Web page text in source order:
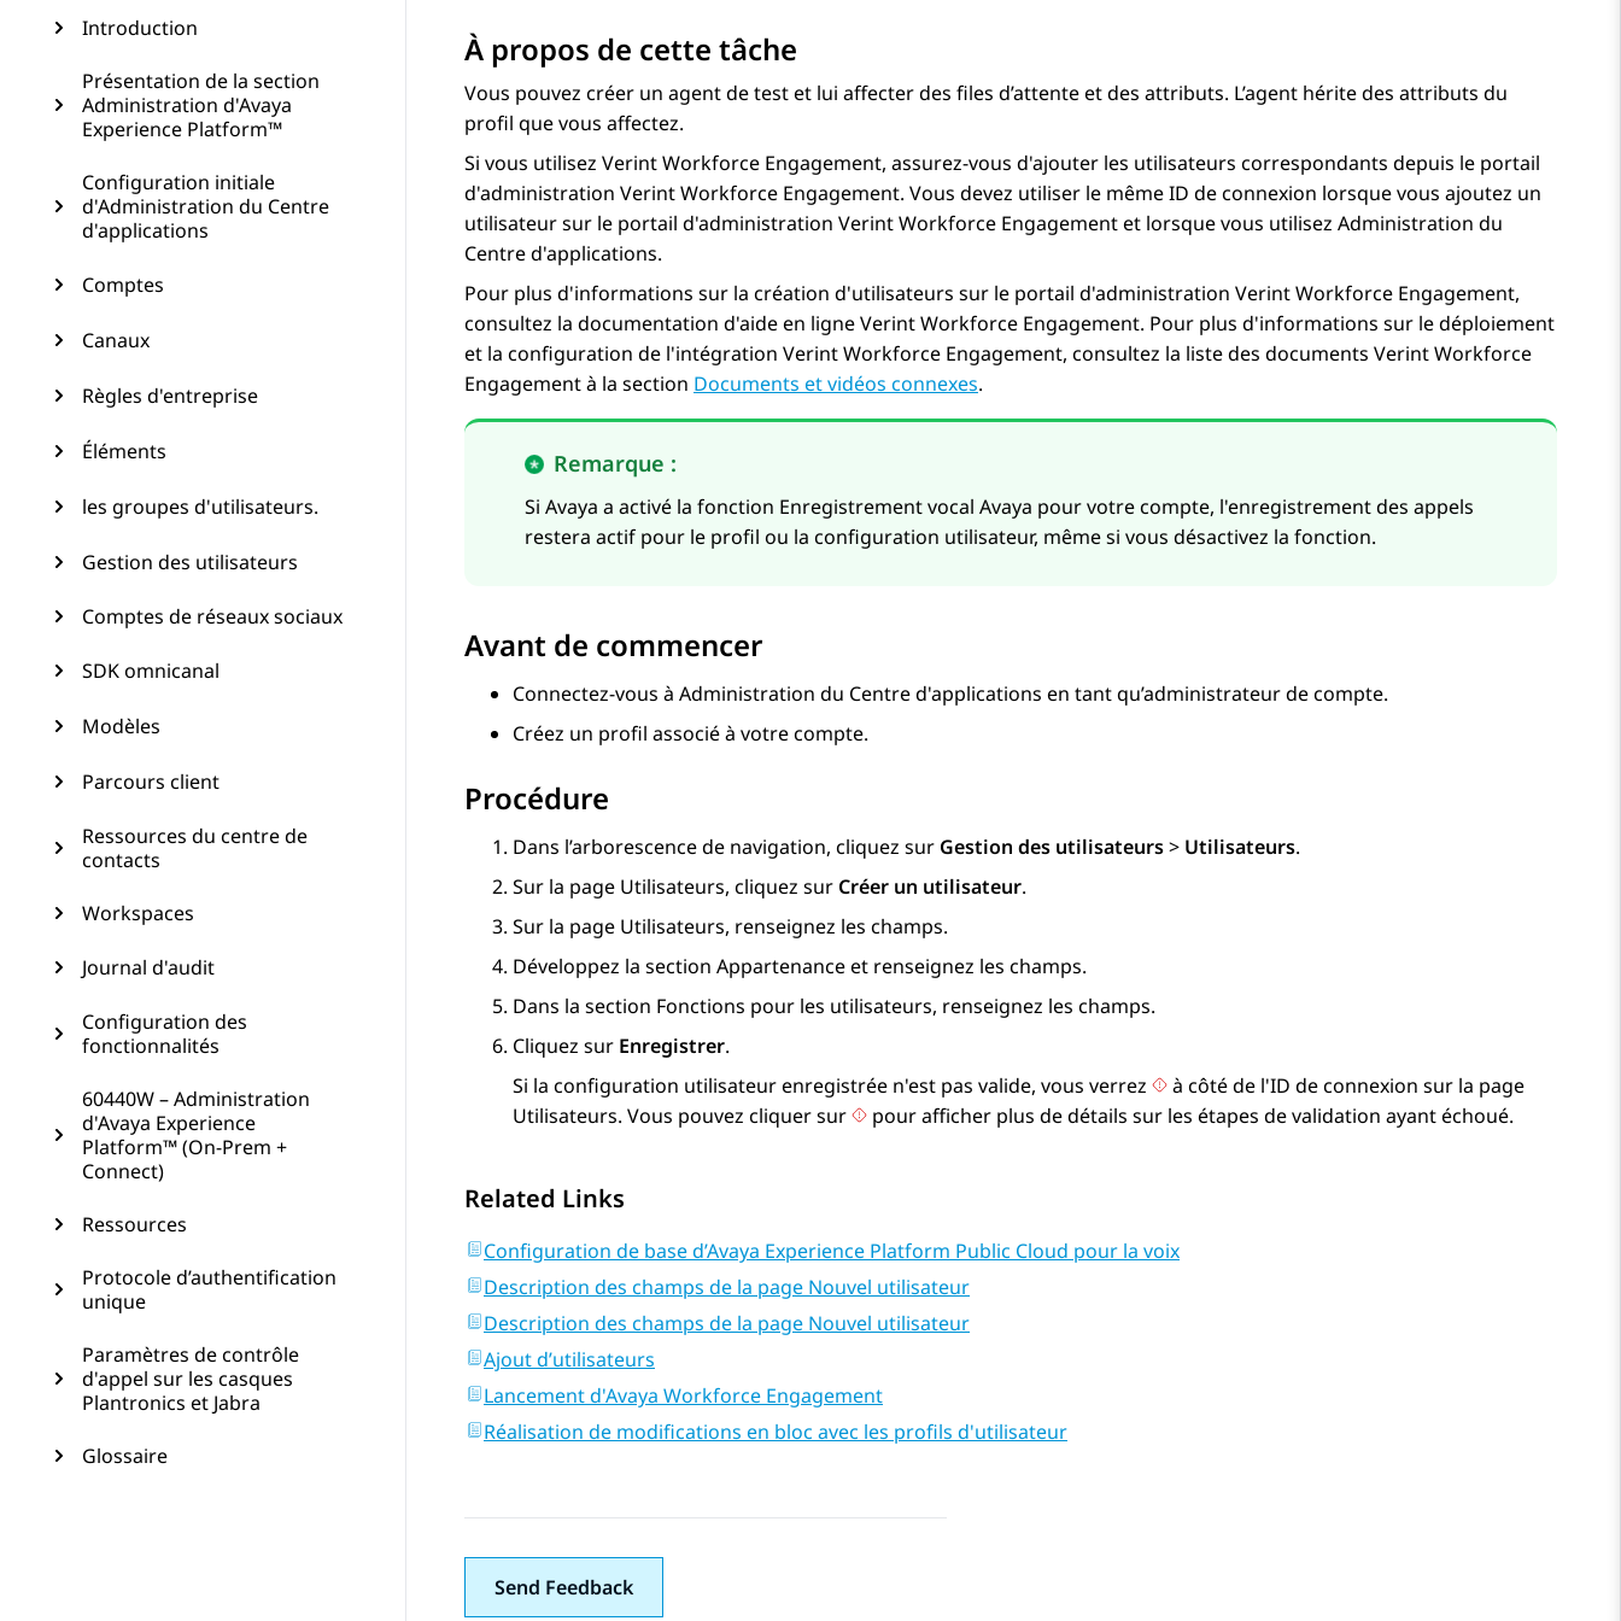
Introduction
Présentation de la section
Administration d'Avaya
Experience Platform™
Configuration initiale
d'Administration du Centre
d'applications
Comptes
Canaux
Règles d'entreprise
Éléments
les groupes d'utilisateurs.
Gestion des utilisateurs
Comptes de réseaux sociaux
SDK omnicanal
Modèles
Parcours client
Ressources du centre de
contacts
Workspaces
Journal d'audit
Configuration des
fonctionnalités
60440W – Administration
d'Avaya Experience
Platform™ (On-Prem +
Connect)
Ressources
Protocole d’authentification
unique
Paramètres de contrôle
d'appel sur les casques
Plantronics et Jabra
Glossaire
À propos de cette tâche
Vous pouvez créer un agent de test et lui affecter des files d’attente et des attributs. L’agent hérite des attributs du
profil que vous affectez.
Si vous utilisez Verint Workforce Engagement, assurez-vous d'ajouter les utilisateurs correspondants depuis le portail
d'administration Verint Workforce Engagement. Vous devez utiliser le même ID de connexion lorsque vous ajoutez un
utilisateur sur le portail d'administration Verint Workforce Engagementet lorsque vous utilisez Administration du
Centre d'applications.
Pour plus d'informations sur la création d'utilisateurs sur le portail d'administration Verint Workforce Engagement,
consultez la documentation d'aide en ligneVerint Workforce Engagement. Pour plus d'informations sur le déploiement
et la configuration de l'intégration Verint Workforce Engagement, consultez la liste des documents Verint Workforce
Engagementà la section Documents et vidéos connexes.
Remarque :
Si Avaya a activé la fonction Enregistrement vocal Avaya pour votre compte, l'enregistrement des appels
restera actif pour le profil ou la configuration utilisateur, même si vous désactivez la fonction.
Avant de commencer
Connectez-vous à Administration du Centre d'applications en tant qu’administrateur de compte.
Créez un profil associé à votre compte.
Procédure
Dans l’arborescence de navigation, cliquez sur Gestion des utilisateurs> Utilisateurs.
Sur la page Utilisateurs, cliquez sur Créer un utilisateur.
Sur la page Utilisateurs, renseignez les champs.
Développez la section Appartenanceet renseignez les champs.
Dans la section Fonctions pour les utilisateurs, renseignez les champs.
Cliquez sur Enregistrer.
Si la configuration utilisateur enregistrée n'est pas valide, vous verrez
à côté de l'ID de connexion sur la page
Utilisateurs. Vous pouvez cliquer sur pour afficher plus de détails sur les étapes de validation ayant échoué.
Related Links
Configuration de base d’Avaya Experience Platform Public Cloud pour la voix
Description des champs de la page Nouvel utilisateur
Description des champs de la page Nouvel utilisateur
Ajout d’utilisateurs
Lancement d'Avaya Workforce Engagement
Réalisation de modifications en bloc avec les profils d'utilisateur
Send Feedback